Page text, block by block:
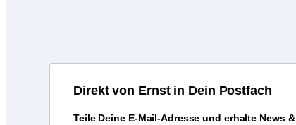
Direkt von Ernst in Dein Postfach
Teile Deine E-Mail-Adresse und erhalte News &